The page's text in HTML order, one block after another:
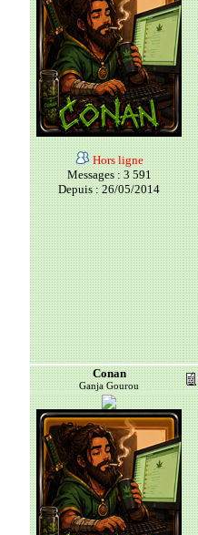
Hors ligne
Messages : 3 591
Depuis : 26/05/2014
Conan
Ganja Gourou